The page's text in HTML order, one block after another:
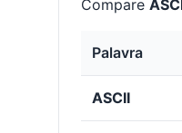
Compare
Palavra
ASCII